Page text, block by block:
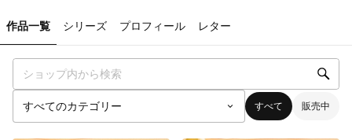
作品一覧 シリーズ プロフィール レター
すべて 販売中